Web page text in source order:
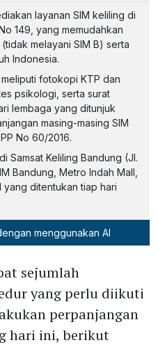
layanan SIM keliling di
149, yang memudahkan
melayani SIM B) serta
Indonesia.
fotokopi KTP dan
psikologi, serta surat
lembaga yang ditunjuk
masing-masing SIM
No 60/2016.
Samsat Keliling Bandung (Jl.
Bandung, Metro Indah Mall,
ditentukan tiap hari
menggunakan AI
sejumlah
yang perlu diikuti
perpanjangan
hari ini, berikut